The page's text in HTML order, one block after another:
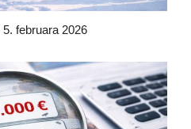
februara 2026